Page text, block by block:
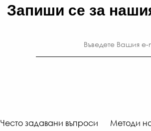
Запиши се за
Често задавани въпроси Методи